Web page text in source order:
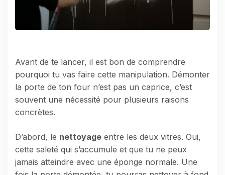
Avant de te lancer, il est bon de comprendre
pourquoi tu vas faire cette manipulation. Démonter
la porte de ton four n’est pas un caprice, c’est
souvent une nécessité pour plusieurs raisons
concrètes.
D’abord, le nettoyage entre les deux vitres. Oui,
cette saleté qui s’accumule et que tu ne peux
jamais atteindre avec une éponge normale. Une